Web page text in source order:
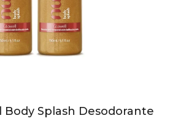
Body Splash Desodorante